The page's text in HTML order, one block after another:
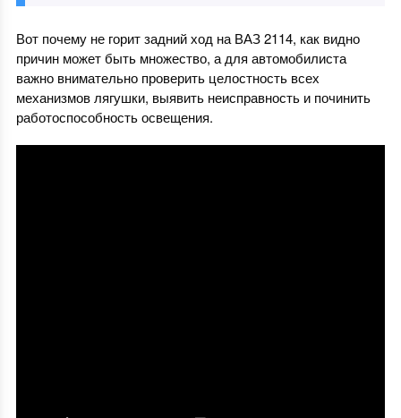
Вот почему не горит задний ход на ВАЗ 2114, как видно
причин может быть множество, а для автомобилиста
важно внимательно проверить целостность всех
механизмов лягушки, выявить неисправность и починить
работоспособность освещения.